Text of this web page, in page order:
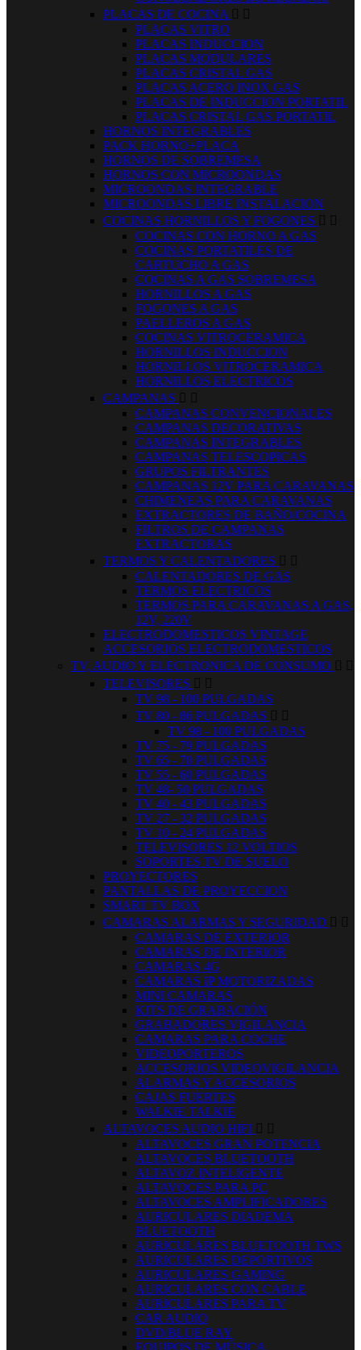
PLACAS DE COCINA  
PLACAS VITRO
PLACAS INDUCCION
PLACAS MODULARES
PLACAS CRISTAL GAS
PLACAS ACERO INOX GAS
PLACAS DE INDUCCION PORTATIL
PLACAS CRISTAL GAS PORTATIL
HORNOS INTEGRABLES
PACK HORNO+PLACA
HORNOS DE SOBREMESA
HORNOS CON MICROONDAS
MICROONDAS INTEGRABLE
MICROONDAS LIBRE INSTALACION
COCINAS HORNILLOS Y FOGONES  
COCINAS CON HORNO A GAS
COCINAS PORTATILES DE
CARTUCHO A GAS
COCINAS A GAS SOBREMESA
HORNILLOS A GAS
FOGONES A GAS
PAELLEROS A GAS
COCINAS VITROCERAMICA
HORNILLOS INDUCCION
HORNILLOS VITROCERAMICA
HORNILLOS ELECTRICOS
CAMPANAS  
CAMPANAS CONVENCIONALES
CAMPANAS DECORATIVAS
CAMPANAS INTEGRABLES
CAMPANAS TELESCOPICAS
GRUPOS FILTRANTES
CAMPANAS 12V PARA CARAVANAS
CHIMENEAS PARA CARAVANAS
EXTRACTORES DE BAÑO/COCINA
FILTROS DE CAMPANAS
EXTRACTORAS
TERMOS Y CALENTADORES  
CALENTADORES DE GAS
TERMOS ELECTRICOS
TERMOS PARA CARAVANAS A GAS,
12V, 220V
ELECTRODOMESTICOS VINTAGE
ACCESORIOS ELECTRODOMESTICOS
TV, AUDIO Y ELECTRONICA DE CONSUMO  
TELEVISORES  
TV 98 - 100 PULGADAS
TV 80 - 86 PULGADAS  
TV 98 - 100 PULGADAS
TV 75 - 79 PULGADAS
TV 65 - 70 PULGADAS
TV 55 - 60 PULGADAS
TV 48- 50 PULGADAS
TV 40 - 43 PULGADAS
TV 27 - 32 PULGADAS
TV 10 - 24 PULGADAS
TELEVISORES 12 VOLTIOS
SOPORTES TV DE SUELO
PROYECTORES
PANTALLAS DE PROYECCION
SMART TV BOX
CAMARAS ALARMAS Y SEGURIDAD  
CAMARAS DE EXTERIOR
CAMARAS DE INTERIOR
CAMARAS 4G
CAMARAS IP MOTORIZADAS
MINI CAMARAS
KITS DE GRABACIÓN
GRABADORES VIGILANCIA
CAMARAS PARA COCHE
VIDEOPORTEROS
ACCESORIOS VIDEOVIGILANCIA
ALARMAS Y ACCESORIOS
CAJAS FUERTES
WALKIE TALKIE
ALTAVOCES AUDIO HIFI  
ALTAVOCES GRAN POTENCIA
ALTAVOCES BLUETOOTH
ALTAVOZ INTELIGENTE
ALTAVOCES PARA PC
ALTAVOCES AMPLIFICADORES
AURICULARES DIADEMA
BLUETOOTH
AURICULARES BLUETOOTH TWS
AURICULARES DEPORTIVOS
AURICULARES GAMING
AURICULARES CON CABLE
AURICULARES PARA TV
CAR AUDIO
DVD/BLUE RAY
EQUIPOS DE MÚSICA